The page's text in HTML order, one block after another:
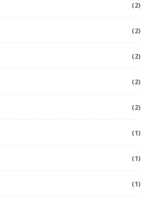
(2)
(2)
(2)
(2)
(2)
(1)
(1)
(1)